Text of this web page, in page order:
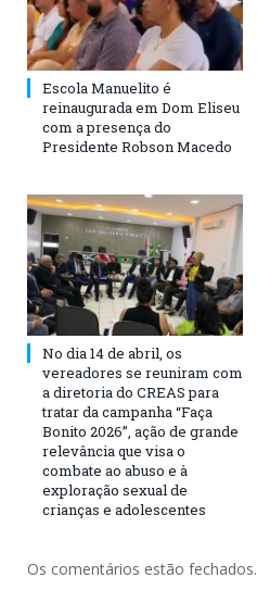
Escola Manuelito é
reinaugurada em Dom Eliseu
com a presença do
Presidente Robson Macedo
No dia 14 de abril, os
vereadores se reuniram com
a diretoria do CREAS para
tratar da campanha “Faça
Bonito 2026”, ação de grande
relevância que visa o
combate ao abuso e à
exploração sexual de
crianças e adolescentes
Os comentários estão fechados.